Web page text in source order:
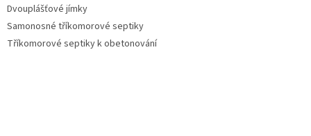
Dvouplášťové jímky
Samonosné tříkomorové septiky
Tříkomorové septiky k obetonování